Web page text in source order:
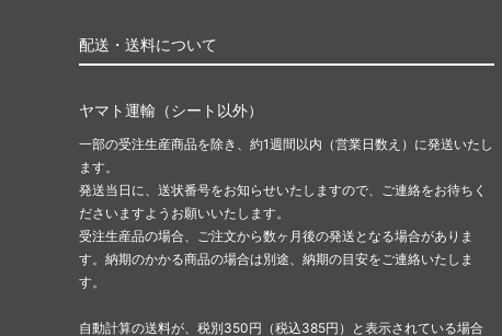
配送・送料について
ヤマト運輸（シート以外）
一部の受注生産商品を除き、約1週間以内（営業日数え）に発送いたし
ます。
発送当日に、送状番号をお知らせいたしますので、ご連絡をお待ちく
ださいますようお願いいたします。
受注生産品の場合、ご注文から数ヶ月後の発送となる場合がありま
す。納期のかかる商品の場合は別途、納期の目安をご連絡いたしま
す。
自動計算の送料が、税別350円（税込385円）と表示されている場合